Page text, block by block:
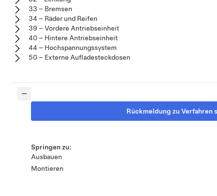
33 – Bremsen
34 – Räder und Reifen
39 – Vordere Antriebseinheit
40 – Hintere Antriebseinheit
44 – Hochspannungssystem
50 – Externe Aufladesteckdosen
Rückmeldung zu Verfahren
Springen zu:
Ausbauen
Montieren